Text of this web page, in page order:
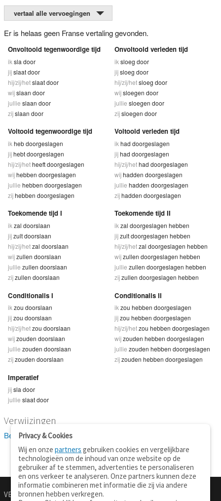
vertaal alle vervoegingen
Er is helaas geen Franse vertaling gevonden.
Onvoltooid tegenwoordige tijd
ik sla door
jijslaat door
hij/zij/hetslaat door
wijslaan door
jullie slaan door
zijslaan door
Onvoltooid verleden tijd
ik sloeg door
jijsloeg door
hij/zij/hetsloeg door
wijsloegen door
jullie sloegen door
zijsloegen door
Voltooid tegenwoordige tijd
ik heb doorgeslagen
jijhebt doorgeslagen
hij/zij/hetheeft doorgeslagen
wijhebben doorgeslagen
jullie hebben doorgeslagen
zijhebben doorgeslagen
Voltooid verleden tijd
ik had doorgeslagen
jijhad doorgeslagen
hij/zij/hethad doorgeslagen
wijhadden doorgeslagen
jullie hadden doorgeslagen
zijhadden doorgeslagen
Toekomende tijd I
ik zal doorslaan
jijzult doorslaan
hij/zij/hetzal doorslaan
wijzullen doorslaan
jullie zullen doorslaan
zijzullen doorslaan
Toekomende tijd II
ik zal doorgeslagen hebben
jijzult doorgeslagen hebben
hij/zij/hetzal doorgeslagen hebben
wijzullen doorgeslagen hebben
jullie zullen doorgeslagen hebben
zijzullen doorgeslagen hebben
Conditionalis I
ik zou doorslaan
jijzou doorslaan
hij/zij/hetzou doorslaan
wijzouden doorslaan
jullie zouden doorslaan
zijzouden doorslaan
Conditionalis II
ik zou hebben doorgeslagen
jijzou hebben doorgeslagen
hij/zij/hetzou hebben doorgeslagen
wijzouden hebben doorgeslagen
jullie zouden hebben doorgeslagen
zijzouden hebben doorgeslagen
Imperatief
jijsla door
jullie slaat door
Verwijzingen
Bekijk 3 definitie(s) van doorslaan
VERTALEN.NU
Privacy & Cookies
Wij en onzepartners gebruiken cookies en vergelijkbare
technologieën om de inhoud van onze website op de
gebruiker af te stemmen, advertenties te personaliseren
en ons verkeer te analyseren. Onze partners kunnen deze
informatie combineren met informatie die zij via andere
bronnen hebben verkregen.